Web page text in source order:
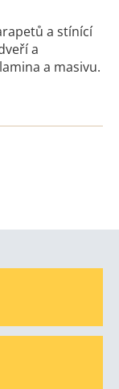
a stínící
a
a masivu.